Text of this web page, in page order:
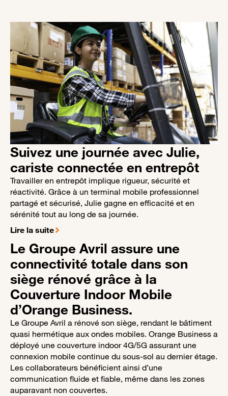
Suivez une journée avec Julie,
cariste connectée en entrepôt
Travailler en entrepôt implique rigueur, sécurité et
réactivité. Grâce à un terminal mobile professionnel
partagé et sécurisé, Julie gagne en efficacité et en
sérénité tout au long de sa journée.
Lire la suite
Le Groupe Avril assure une
connectivité totale dans son
siège rénové grâce à la
Couverture Indoor Mobile
d’Orange Business.
Le Groupe Avril a rénové son siège, rendant le bâtiment
quasi hermétique aux ondes mobiles. Orange Business a
déployé une couverture indoor 4G/5G assurant une
connexion mobile continue du sous-sol au dernier étage.
Les collaborateurs bénéficient ainsi d’une
communication fluide et fiable, même dans les zones
auparavant non couvertes.